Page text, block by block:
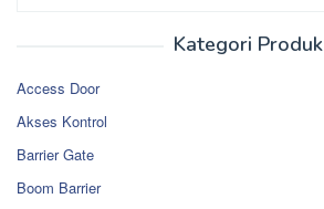
Kategori Produk
Access Door
Akses Kontrol
Barrier Gate
Boom Barrier